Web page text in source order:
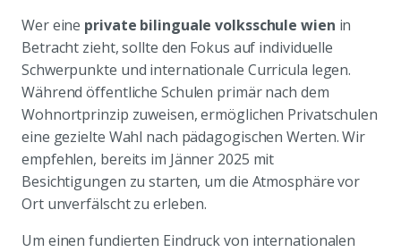
Wer eine private bilinguale volksschule wien in
Betracht zieht, sollte den Fokus auf individuelle
Schwerpunkte und internationale Curricula legen.
Während öffentliche Schulen primär nach dem
Wohnortprinzip zuweisen, ermöglichen Privatschulen
eine gezielte Wahl nach pädagogischen Werten. Wir
empfehlen, bereits im Jänner 2025 mit
Besichtigungen zu starten, um die Atmosphäre vor
Ort unverfälscht zu erleben.
Um einen fundierten Eindruck von internationalen